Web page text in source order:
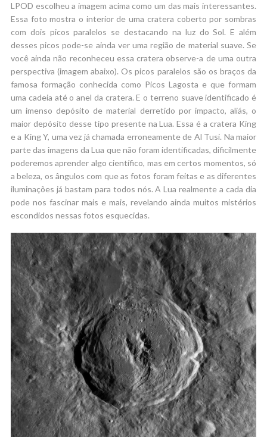
LPOD escolheu a imagem acima como um das mais interessantes.
Essa foto mostra o interior de uma cratera coberto por sombras
com dois picos paralelos se destacando na luz do Sol. E além
desses picos pode-se ainda ver uma região de material suave. Se
você ainda não reconheceu essa cratera observe-a de uma outra
perspectiva (imagem abaixo). Os picos paralelos são os braços da
famosa formação conhecida como Picos Lagosta e que formam
uma cadeia até o anel da cratera. E o terreno suave identificado é
um imenso depósito de material derretido por impacto, aliás, o
maior depósito desse tipo presente na Lua. Essa é a cratera King
e a King Y, uma vez já chamada erroneamente de Al Tusi. Na maior
parte das imagens da Lua que não foram identificadas, dificilmente
poderemos aprender algo científico, mas em certos momentos, só
a beleza, os ângulos com que as fotos foram feitas e as diferentes
iluminações já bastam para todos nós. A Lua realmente a cada dia
pode nos fascinar mais e mais, revelando ainda muitos mistérios
escondidos nessas fotos esquecidas.